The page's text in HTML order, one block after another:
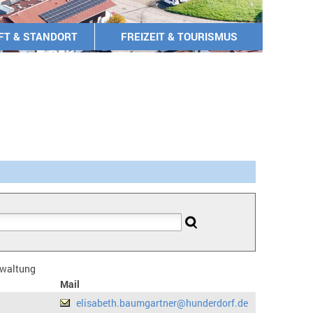
& STANDORT FREIZEIT & TOURISMUS
Mail
elisabeth.baumgartner@hunderdorf.de